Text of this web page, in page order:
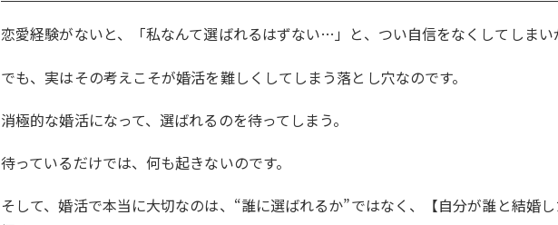
恋愛経験がないと、「私なんて選ばれるはずない…」と、つい自信をなくしてしまい
でも、実はその考えこそが婚活を難しくしてしまう落とし穴なのです。
消極的な婚活になって、選ばれるのを待ってしまう。
待っているだけでは、何も起きないのです。
そして、婚活で本当に大切なのは、“誰に選ばれるか”ではなく、【自分が誰と結婚